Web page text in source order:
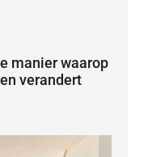
manier waarop
verandert